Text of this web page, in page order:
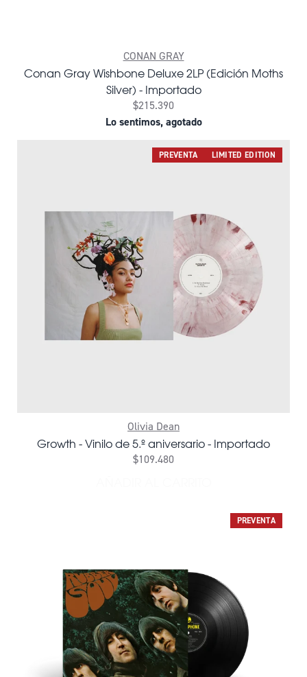
CONAN GRAY
Conan Gray Wishbone Deluxe 2LP (Edición Moths
Silver) - Importado
$215.390
Lo sentimos, agotado
PREVENTA LIMITED EDITION
Olivia Dean
Growth - Vinilo de 5.º aniversario - Importado
$109.480
PREVENTA